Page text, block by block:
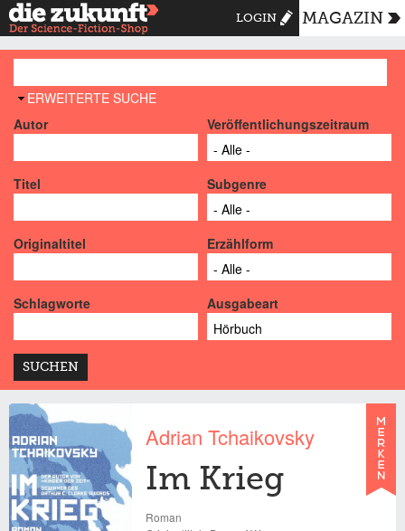
LOGIN MAGAZIN
AUSBLENDEN
ERWEITERTE SUCHE
Autor
Veröffentlichungszeitraum
Titel Subgenre
Originaltitel Erzählform
Schlagworte Ausgabeart
Adrian Tchaikovsky
Im Krieg
Roman